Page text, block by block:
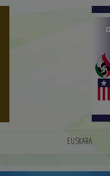
EUSKARA